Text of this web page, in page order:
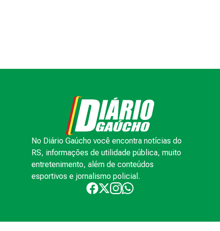
No Diário Gaúcho você encontra notícias do
RS, informações de utilidade pública, muito
entretenimento, além de conteúdos
esportivos e jornalismo policial.